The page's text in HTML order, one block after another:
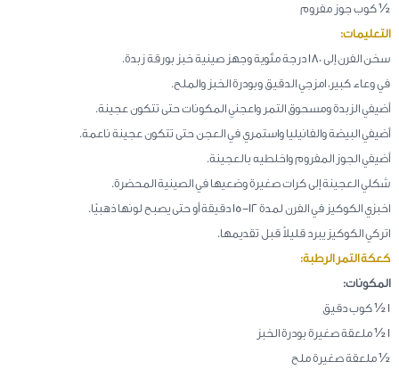
½ كوب جوز مفروم
التعليمات:
سخن الفرن إلى 180 درجة مئوية وجهز صينية خبز بورقة زبدة.
في وعاء كبير، امزجي الدقيق وبودرة الخبز والملح.
أضيفي الزبدة ومسحوق التمر واعجني المكونات حتى تتكون عجينة.
أضيفي البيضة والفانيليا واستمري في العجن حتى تتكون عجينة ناعمة.
أضيفي الجوز المفروم واخلطيه بالعجينة.
شكلي العجينة إلى كرات صغيرة وضعيها في الصينية المحضرة.
اخبزي الكوكيز في الفرن لمدة 12-15 دقيقة أو حتى يصبح لونها ذهبيًا.
اتركي الكوكيز يبرد قليلاً قبل تقديمها.
كعكة التمر الرطبة:
المكونات:
1 ½ كوب دقيق
1 ½ ملعقة صغيرة بودرة الخبز
½ ملعقة صغيرة ملح